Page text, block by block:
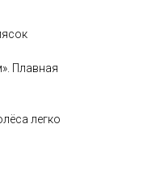
Плавная
легко